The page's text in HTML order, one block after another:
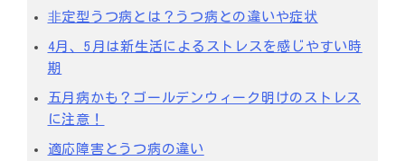
⾮定型うつ病とは？うつ病との違いや症状
4月、5月は新生活によるストレスを感じやすい時
期
五月病かも？ゴールデンウィーク明けのストレス
に注意！
適応障害とうつ病の違い